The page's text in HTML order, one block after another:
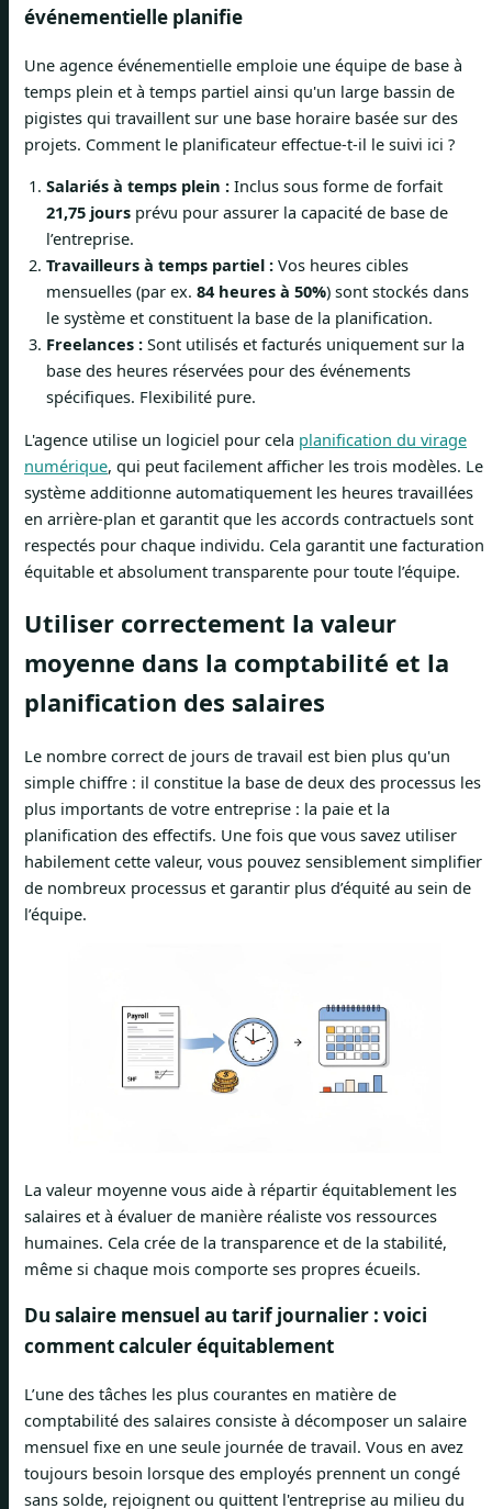
événementielle planifie
Une agence événementielle emploie une équipe de base à
temps plein et à temps partiel ainsi qu'un large bassin de
pigistes qui travaillent sur une base horaire basée sur des
projets. Comment le planificateur effectue-t-il le suivi ici ?
Salariés à temps plein : Inclus sous forme de forfait
21,75 jours prévu pour assurer la capacité de base de
l’entreprise.
Travailleurs à temps partiel : Vos heures cibles
mensuelles (par ex. 84 heures à 50%) sont stockés dans
le système et constituent la base de la planification.
Freelances : Sont utilisés et facturés uniquement sur la
base des heures réservées pour des événements
spécifiques. Flexibilité pure.
L'agence utilise un logiciel pour cela planification du virage
numérique, qui peut facilement afficher les trois modèles. Le
système additionne automatiquement les heures travaillées
en arrière-plan et garantit que les accords contractuels sont
respectés pour chaque individu. Cela garantit une facturation
équitable et absolument transparente pour toute l’équipe.
Utiliser correctement la valeur
moyenne dans la comptabilité et la
planification des salaires
Le nombre correct de jours de travail est bien plus qu'un
simple chiffre : il constitue la base de deux des processus les
plus importants de votre entreprise : la paie et la
planification des effectifs. Une fois que vous savez utiliser
habilement cette valeur, vous pouvez sensiblement simplifier
de nombreux processus et garantir plus d’équité au sein de
l’équipe.
La valeur moyenne vous aide à répartir équitablement les
salaires et à évaluer de manière réaliste vos ressources
humaines. Cela crée de la transparence et de la stabilité,
même si chaque mois comporte ses propres écueils.
Du salaire mensuel au tarif journalier : voici
comment calculer équitablement
L’une des tâches les plus courantes en matière de
comptabilité des salaires consiste à décomposer un salaire
mensuel fixe en une seule journée de travail. Vous en avez
toujours besoin lorsque des employés prennent un congé
sans solde, rejoignent ou quittent l'entreprise au milieu du